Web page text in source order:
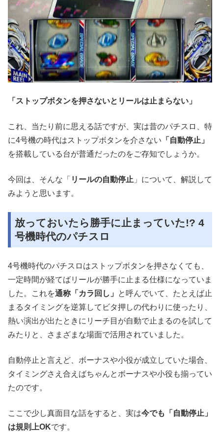
「ストップボタンを押さないとリールは止まらない」
これ、当たり前に思える話ですが、実は昔のパチスロ、特
に4号機の時代はストップボタンを介さない 「自動停止」
を搭載している台が普通だったのをご存知でしょうか。
今回は、そんな「 リールの自動停止 」について、解説して
みようと思います。
放っておいたら勝手に止まっていた!? 4
号機時代のパチスロ
4号機時代のパチスロはストップボタンを押さなくても、
一定時間が経てばリールが勝手に止まる仕様になっていま
した。これを通称「カラ回し」
と呼んでいて、たとえば止
まるタイミングを逆算してビタ押しの代わりに使ったり、
熱い演出が出たときにリーチ目が自動で止まるのを試して
みたりと、さまざまな場面で活用されていました。
自動停止と言えど、ボーナスや小役が成立していた場合、
タイミングさえ合えばちゃんとボーナスや小役も揃ってい
たのです。
ここで少し真面目な話をすると、実は今でも「自動停止」
は規則上OKです。